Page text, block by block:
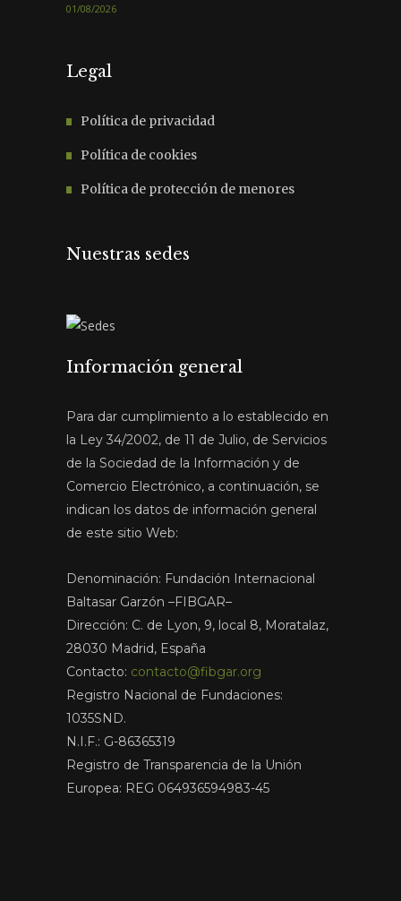
01/08/2026
Legal
Política de privacidad
Política de cookies
Política de protección de menores
Nuestras sedes
Información general
Para dar cumplimiento a lo establecido en
la Ley 34/2002, de 11 de Julio, de Servicios
de la Sociedad de la Información y de
Comercio Electrónico, a continuación, se
indican los datos de información general
de este sitio Web:
Denominación: Fundación Internacional
Baltasar Garzón –FIBGAR–
Dirección: C. de Lyon, 9, local 8, Moratalaz,
28030 Madrid, España
Contacto: contacto@fibgar.org
Registro Nacional de Fundaciones:
1035SND.
N.I.F.: G-86365319
Registro de Transparencia de la Unión
Europea: REG 064936594983-45